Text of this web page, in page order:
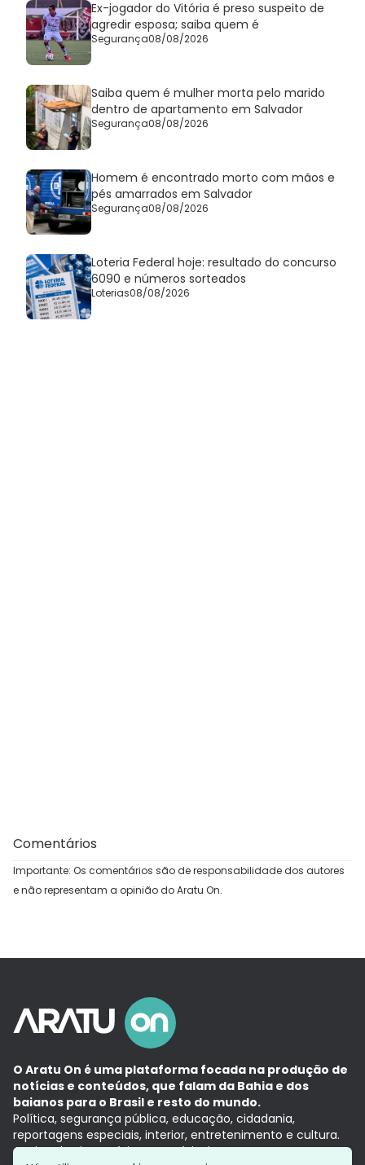
Ex-jogador do Vitória é preso suspeito de
agredir esposa; saiba quem é
Segurança08/08/2026
Saiba quem é mulher morta pelo marido
dentro de apartamento em Salvador
Segurança08/08/2026
Homem é encontrado morto com mãos e
pés amarrados em Salvador
Segurança08/08/2026
Loteria Federal hoje: resultado do concurso
6090 e números sorteados
Loterias08/08/2026
Comentários
Importante: Os comentários são de responsabilidade dos autores
e não representam a opinião do Aratu On.
O Aratu On é uma plataforma focada na produção de
notícias e conteúdos, que falam da Bahia e dos
baianos para o Brasil e resto do mundo.
Política, segurança pública, educação, cidadania,
reportagens especiais, interior, entretenimento e cultura.
Aqui, tudo vira notícia e a notícia é no tempo presente,